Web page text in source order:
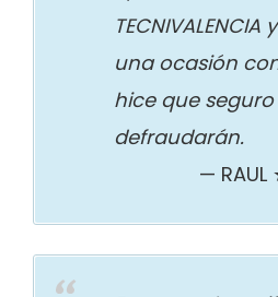
TECNIVALENCIA
una ocasión
hice que
defraudarán.